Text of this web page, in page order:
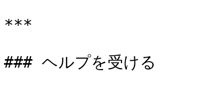
***
### ヘルプを受ける